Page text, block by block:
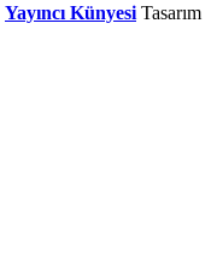
Yayıncı Künyesi Tasarım